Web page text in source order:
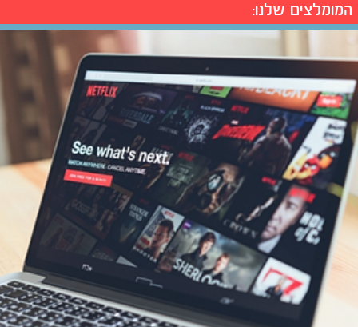
המומלצים שלנו: